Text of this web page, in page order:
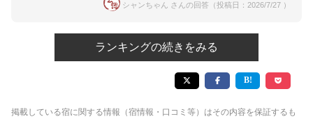
シャンちゃん さんの回答（投稿日：2026/7/27 ）
ランキングの続きをみる
掲載している宿に関する情報（宿情報・口コミ等）はその内容を保証するも